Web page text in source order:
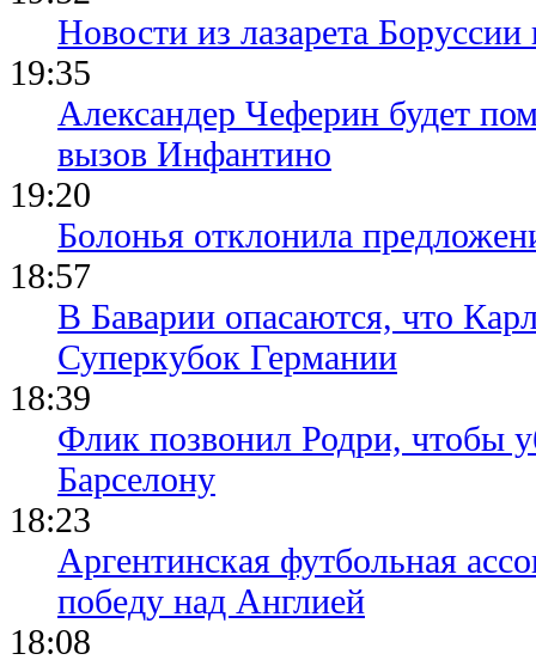
Новости из лазарета
19:35
Александер Чеферин будет
вызов Инфантино
19:20
Болонья отклонила
18:57
В Баварии опасаются, что
Суперкубок Германии
18:39
Флик позвонил Родри, чтобы
Барселону
18:23
Аргентинская футбольная
победу над Англией
18:08